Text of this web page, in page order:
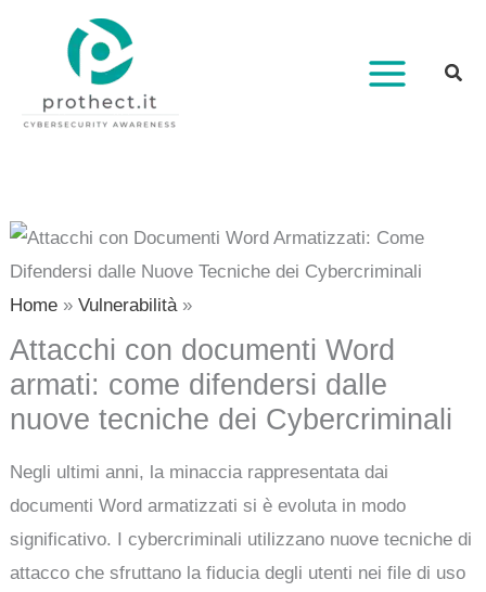
contenuto
Home Vulnerabilità
Attacchi con documenti Word
armati: come difendersi dalle
nuove tecniche dei Cybercriminali
Negli ultimi anni, la minaccia rappresentata dai
documenti Word armatizzati si è evoluta in modo
significativo. I cybercriminali utilizzano nuove tecniche di
attacco che sfruttano la fiducia degli utenti nei file di uso